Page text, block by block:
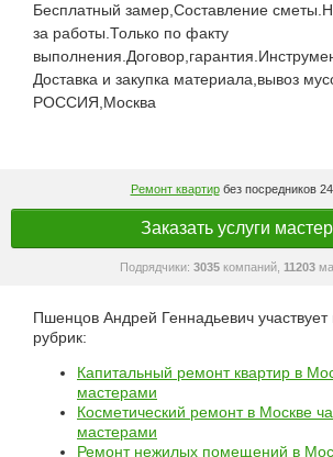
Бесплатный замер,Составление
за работы.Только по факту
Доставка и закупка материала,вывоз
РОССИЯ,Москва
Ремонт квартирбез посредников
Заказать услуги
Подрядчики: 3035 компаний, 11203
Пшенцов Андрей Геннадьевич участвует
рубрик:
Капитальный ремонт квартир в
мастерами
Косметический ремонт в Москве
мастерами
Ремонт нежилых помещений в